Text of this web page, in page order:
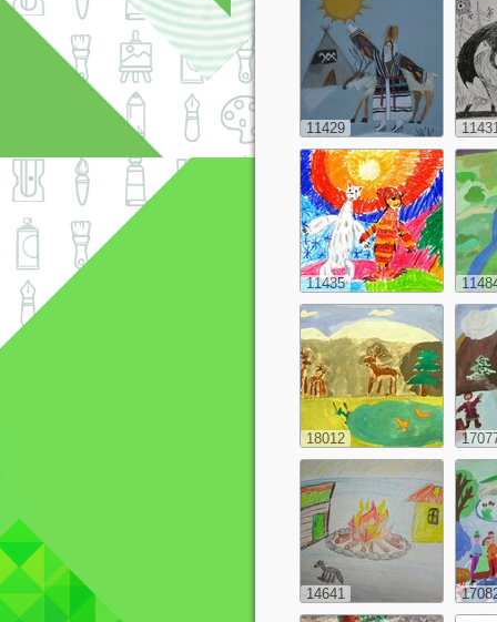
11429
11435
18012
14641